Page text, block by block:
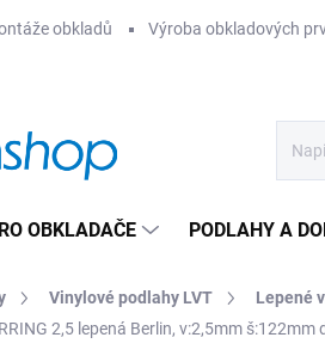
obkladů Výroba obkladových
OBKLADAČE PODLAHY A
Vinylové podlahy LVT Lepené
2,5 lepená Berlin, v:2,5mm š:122mm